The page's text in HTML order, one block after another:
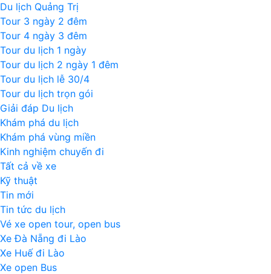
Du lịch Quảng Trị
Tour 3 ngày 2 đêm
Tour 4 ngày 3 đêm
Tour du lịch 1 ngày
Tour du lịch 2 ngày 1 đêm
Tour du lịch lễ 30/4
Tour du lịch trọn gói
Giải đáp Du lịch
Khám phá du lịch
Khám phá vùng miền
Kinh nghiệm chuyến đi
Tất cả về xe
Kỹ thuật
Tin mới
Tin tức du lịch
Vé xe open tour, open bus
Xe Đà Nẵng đi Lào
Xe Huế đi Lào
Xe open Bus